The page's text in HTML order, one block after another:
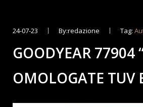
24-07-23 By:redazione Tag:
GOODYEAR 77904
OMOLOGATE TUV